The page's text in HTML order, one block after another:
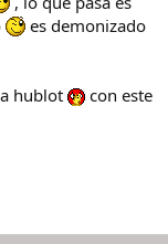
es demonizado
hublot
con este